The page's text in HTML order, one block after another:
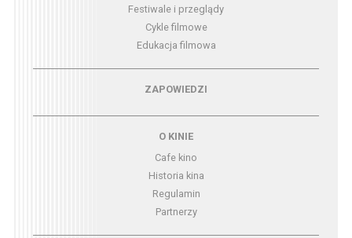
Festiwale i przeglądy
Cykle filmowe
Edukacja filmowa
Menu - zapowiedziZAPOWIEDZI
O KINIE
Cafe kino
Historia kina
Regulamin
Partnerzy